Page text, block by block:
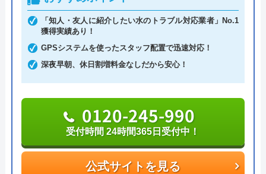
請けに依頼することなく自社でしっかりと教育や研
修を受けた有資格者のスタッフが対応してくれるの
で安心です。
書かれている番号に電話すれば、各エリアの担当が
対応してくれます。見積もり無料で、キャンセル料
も不要です。施工前に必ず修理内容と費用を提示
し、施主が納得した上で修理を行います。
「知人・友人に紹介したい水のトラブル対応業者」No.1
獲得実績あり！
GPSシステムを使ったスタッフ配置で迅速対応！
深夜早朝、休日割増料金なしだから安心！
公式サイトを見る
0120-245-990
受付時間 24時間365日受付中！